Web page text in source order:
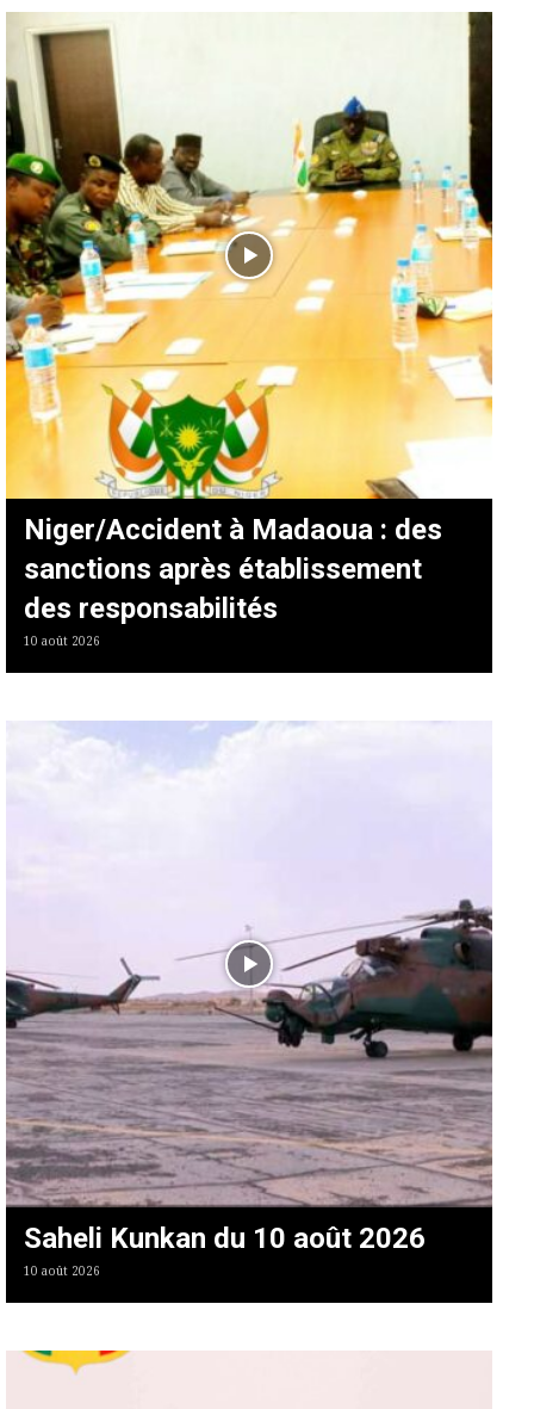
Niger/Accident à Madaoua : des
sanctions après établissement
des responsabilités
10 août 2026
Saheli Kunkan du 10 août 2026
10 août 2026